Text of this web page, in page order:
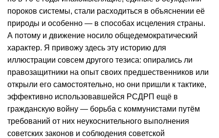
пороков системы, стали расходиться в объяснении её
природы и особенно — в способах исцеления страны.
А потому и движение носило общедемократический
характер. Я привожу здесь эту историю для
иллюстрации совсем другого тезиса: опирались ли
правозащитники на опыт своих предшественников или
открыли его самостоятельно, но они пришли к тактике,
эффективно использовавшейся РСДРП ещё в
гражданскую войну — борьба с коммунистами путём
требований от них неукоснительного выполнения
советских законов и соблюдения советской